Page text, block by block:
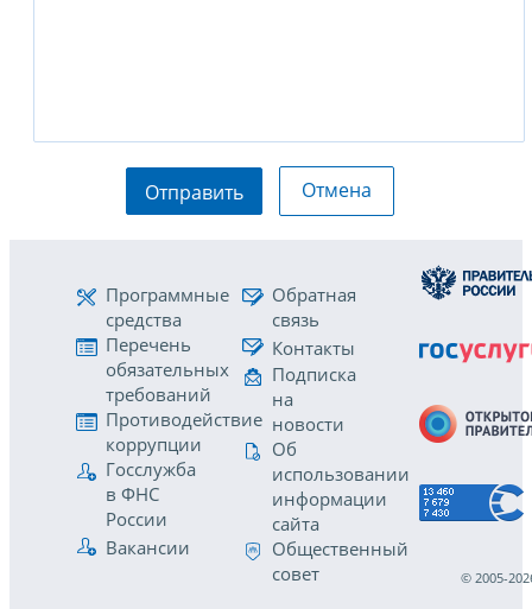
Отправить Отмена
Программные
средства
Перечень
обязательных
требований
Противодействие
коррупции
Госслужба
в ФНС
России
Вакансии
Обратная
связь
Контакты
Подписка
на
новости
Об
использовании
информации
сайта
Общественный
совет
© 2005-